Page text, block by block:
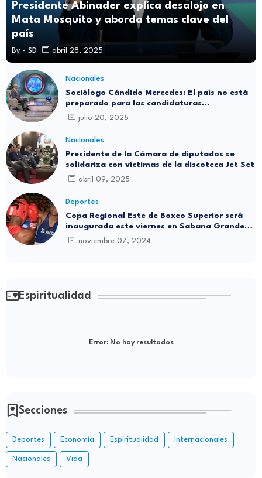
Presidente Abinader explica desalojo en
Mata Mosquito y aborda temas clave del
país
By - SD abril 28, 2025
Nacionales
Sociólogo Cándido Mercedes: El país no está
preparado para las candidaturas
independientes
julio 20, 2025
Nacionales
Presidente de la Cámara de diputados se
solidariza con víctimas de la discoteca Jet Set
abril 09, 2025
Deportes
Copa Regional Este de Boxeo Superior será
inaugurada este viernes en Sabana Grande
de Boyá
noviembre 07, 2024
Espiritualidad
Error:No hay resultados
Secciones
Deportes Economía Espiritualidad Internacionales
Nacionales Vida